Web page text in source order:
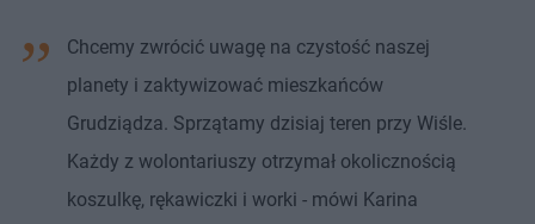
Chcemy zwrócić uwagę na czystość naszej
planety i zaktywizować mieszkańców
Grudziądza. Sprzątamy dzisiaj teren przy Wiśle.
Każdy z wolontariuszy otrzymał okolicznością
koszulkę, rękawiczki i worki - mówi Karina